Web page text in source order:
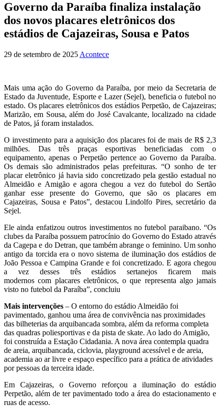
Governo da Paraíba finaliza instalação
dos novos placares eletrônicos dos
estádios de Cajazeiras, Sousa e Patos
29 de setembro de 2025 Acontece
Mais uma ação do Governo da Paraíba, por meio da Secretaria de
Estado da Juventude, Esporte e Lazer (Sejel), beneficia o futebol no
estado. Os placares eletrônicos dos estádios Perpetão, de Cajazeiras;
Marizão, em Sousa, além do José Cavalcante, localizado na cidade
de Patos, já foram instalados.
O investimento para a aquisição dos placares foi de mais de R$ 2,3
milhões. Das três praças esportivas beneficiadas com o
equipamento, apenas o Perpetão pertence ao Governo da Paraíba.
Os demais são administrados pelas prefeituras. “O sonho de ter
placar eletrônico já havia sido concretizado pela gestão estadual no
Almeidão e Amigão e agora chegou a vez do futebol do Sertão
ganhar esse presente do Governo, que são os placares em
Cajazeiras, Sousa e Patos”, destacou Lindolfo Pires, secretário da
Sejel.
Ele ainda enfatizou outros investimentos no futebol paraibano. “Os
clubes da Paraíba possuem patrocínio do Governo do Estado através
da Cagepa e do Detran, que também abrange o feminino. Um sonho
antigo da torcida era o novo sistema de iluminação dos estádios de
João Pessoa e Campina Grande e foi concretizado. E agora chegou
a vez desses três estádios sertanejos ficarem mais
modernos com placares eletrônicos, o que representa algo jamais
visto no futebol da Paraíba”, concluiu
Mais intervenções – O entorno do estádio Almeidão foi
pavimentado, ganhou uma área de convivência nas proximidades
das bilheterias da arquibancada sombra, além da reforma completa
das quadras poliesportivas e da pista de skate. Ao lado do Amigão,
foi construída a Estação Cidadania. A nova área contempla quadra
de areia, arquibancada, ciclovia, playground acessível e de areia,
academia ao ar livre e espaço específico para a prática de atividades
por pessoas da terceira idade.
Em Cajazeiras, o Governo reforçou a iluminação do estádio
Perpetão, além de ter pavimentado todo a área do estacionamento e
ruas de acesso.